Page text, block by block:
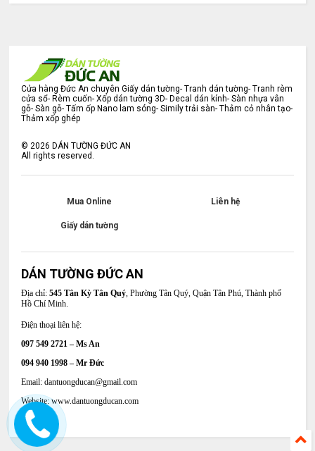
Cửa hàng Đức An chuyên Giấy dán tường- Tranh dán tường- Tranh rèm
cửa sổ- Rèm cuốn- Xốp dán tường 3D- Decal dán kính- Sàn nhựa vân
gỗ- Sàn gỗ- Tấm ốp Nano lam sóng- Simily trải sàn- Thảm cỏ nhân tạo-
Thảm xốp ghép
© 2026 DÁN TƯỜNG ĐỨC AN
All rights reserved.
Mua Online Liên hệ
Giấy dán tường
DÁN TƯỜNG ĐỨC AN
Địa chỉ: 545 Tân Kỳ Tân Quý , Phường Tân Quý, Quận Tân Phú, Thành phố
Hồ Chí Minh.
Điện thoại liên hệ:
097 549 2721 – Ms An
094 940 1998 – Mr Đức
Email: dantuongducan@gmail.com
Website: www.dantuongducan.com